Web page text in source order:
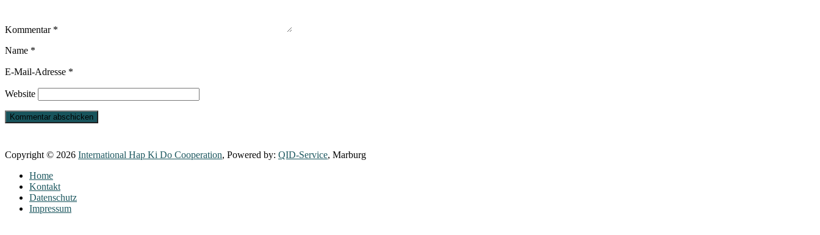
Kommentar *
Name *
E-Mail-Adresse *
Website
Copyright © 2026 International Hap Ki Do Cooperation, Powered by: QID-Service, Marburg
Home
Kontakt
Datenschutz
Impressum